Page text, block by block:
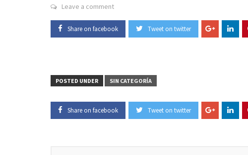
Leave a comment
Share on facebook Tweet on twitter
POSTED UNDER SIN CATEGORÍA
Share on facebook Tweet on twitter